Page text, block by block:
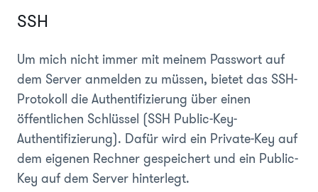
SSH
Um mich nicht immer mit meinem Passwort auf
dem Server anmelden zu müssen, bietet das SSH-
Protokoll die Authentifizierung über einen
öffentlichen Schlüssel (SSH Public-Key-
Authentifizierung). Dafür wird ein Private-Key auf
dem eigenen Rechner gespeichert und ein Public-
Key auf dem Server hinterlegt.